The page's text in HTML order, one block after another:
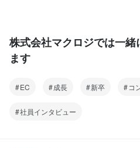
株式会社マクロジでは一
ます
EC 成長 新卒 コ
社員インタビュー